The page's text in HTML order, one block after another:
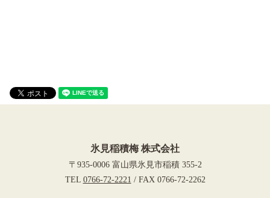
氷見稲積梅 株式会社
〒935-0006 富山県氷見市稲積 355-2
TEL 0766-72-2221 / FAX 0766-72-2262